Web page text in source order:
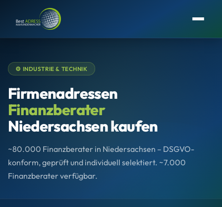
⚙️ INDUSTRIE & TECHNIK
Firmenadressen
Finanzberater
Niedersachsen kaufen
~80.000 Finanzberater in Niedersachsen – DSGVO-
konform, geprüft und individuell selektiert. ~7.000
Finanzberater verfügbar.